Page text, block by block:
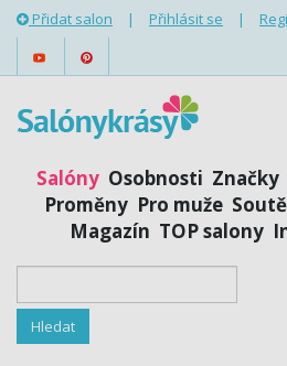
Přidat salon | Přihlásit se |
Salóny Osobnosti Značky
Proměny Pro muže
Magazín TOP salony